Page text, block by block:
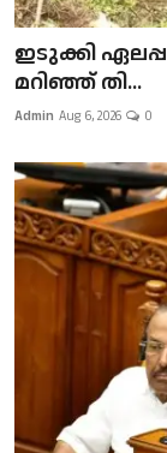
ഇടുക്കി
മറിഞ്ഞ് തി...
Admin Aug 6, 2026 0